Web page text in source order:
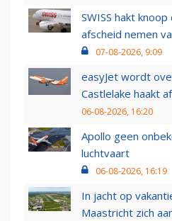
SWISS hakt
afscheid nemen
07-08-2026, 9:09
easyJet wordt
Castlelake haakt af
06-08-2026, 16:20
Apollo geen
luchtvaart
06-08-2026, 16:19
In jacht op
Maastricht zich